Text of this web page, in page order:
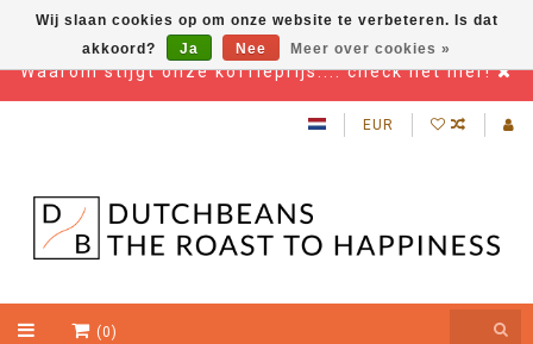
Waarom stijgt onze koffieprijs.... check het hier!
EUR
(0)
Wij slaan cookies op om onze website te verbeteren. Is dat
akkoord?
Ja Nee Meer over cookies »